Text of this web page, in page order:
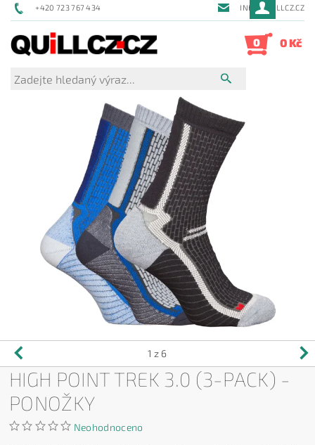
+420 723 767 434 INFO@QUILLCZ.CZ
0 0 Kč
1 z 6
HIGH POINT TREK 3.0 (3-PACK) -
PONOŽKY
Neohodnoceno